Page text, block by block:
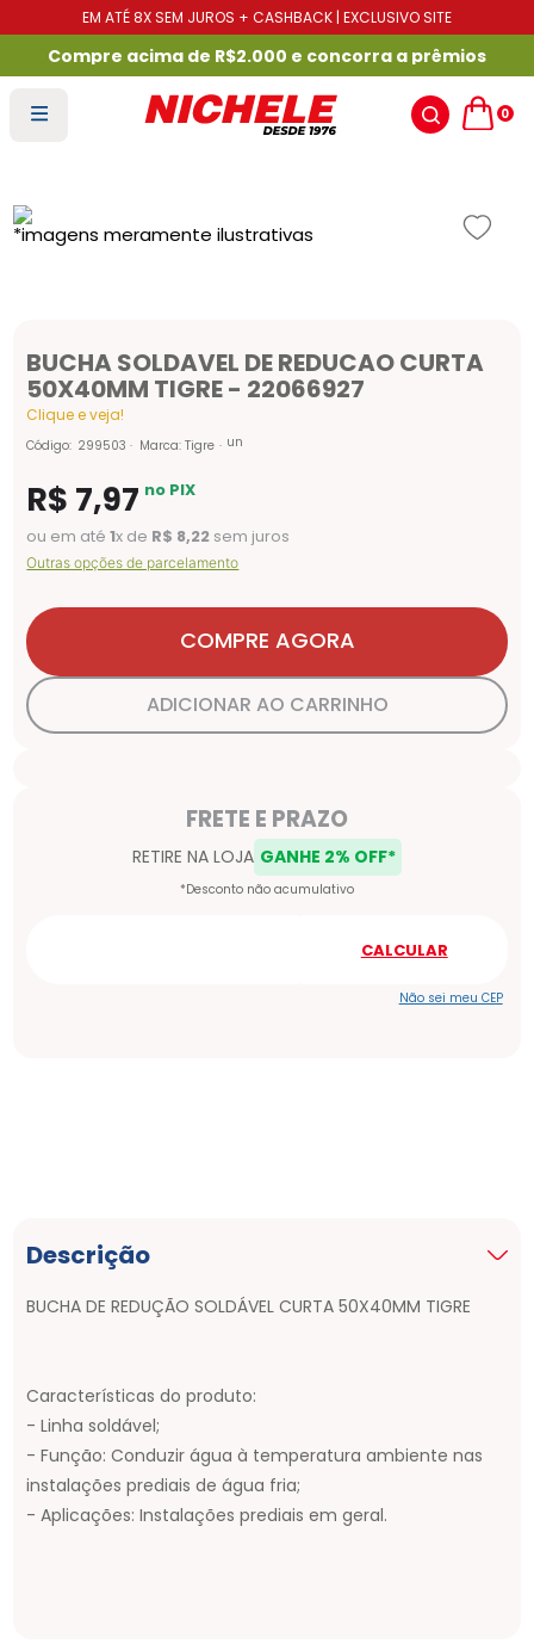
EM ATÉ 8X SEM JUROS + CASHBACK | EXCLUSIVO SITE
Compre acima de R$2.000 e concorra a prêmios
0
BUCHA SOLDAVEL DE REDUCAO CURTA
50X40MM TIGRE - 22066927
Clique e veja!
Código: 299503 Marca:Tigre un
R$ 7,97 no PIX
ou em até1x de R$ 8,22 sem juros
Outras opções de parcelamento
COMPRE AGORA
ADICIONAR AO CARRINHO
Não sei meu CEP
Descrição
BUCHA DE REDUÇÃO SOLDÁVEL CURTA 50X40MM TIGRE
Características do produto:
- Linha soldável;
- Função: Conduzir água à temperatura ambiente nas
instalações prediais de água fria;
- Aplicações: Instalações prediais em geral.